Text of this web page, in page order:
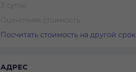
3 суток
Оценочная стоимость
Посчитать стоимость на другой срок
АДРЕС